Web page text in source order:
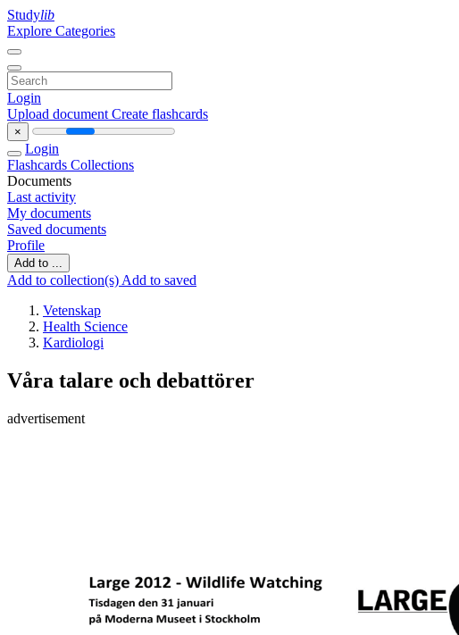
Studylib
Explore Categories
Login
Upload document Create flashcards
×
Login
Flashcards Collections
Documents
Last activity
My documents
Saved documents
Profile
Add to ...
Add to collection(s) Add to saved
Vetenskap
Health Science
Kardiologi
Våra talare och debattörer
advertisement